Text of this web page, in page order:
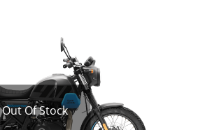
Out Of Stock